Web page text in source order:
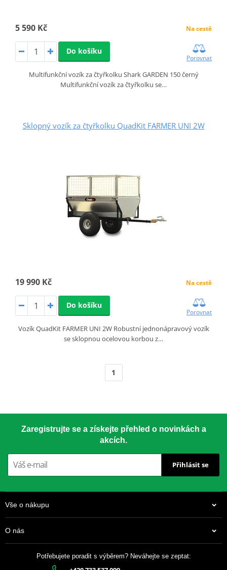
5 590 Kč Na cestě
Do košíku
Porovnat
Multifunkční vozík za čtyřkolku Shark GARDEN 150 černý
Multifunkční vozík za čtyřkolku se…
Sklopný vozík za čtyřkolku QuadKit FARMER UNI 2W
19 990 Kč Na cestě
Do košíku
Porovnat
Vozík QuadKit FARMER UNI 2W Robustní jednonápravový vozík
se sklopnou ocelovou korbou z…
1
Zaregistrujte se a získejte přehled o novinkách a
akcích.
Přihlásit se
Vše o nákupu
O nás
Potřebujete poradit s výběrem? Neváhejte se zeptat: